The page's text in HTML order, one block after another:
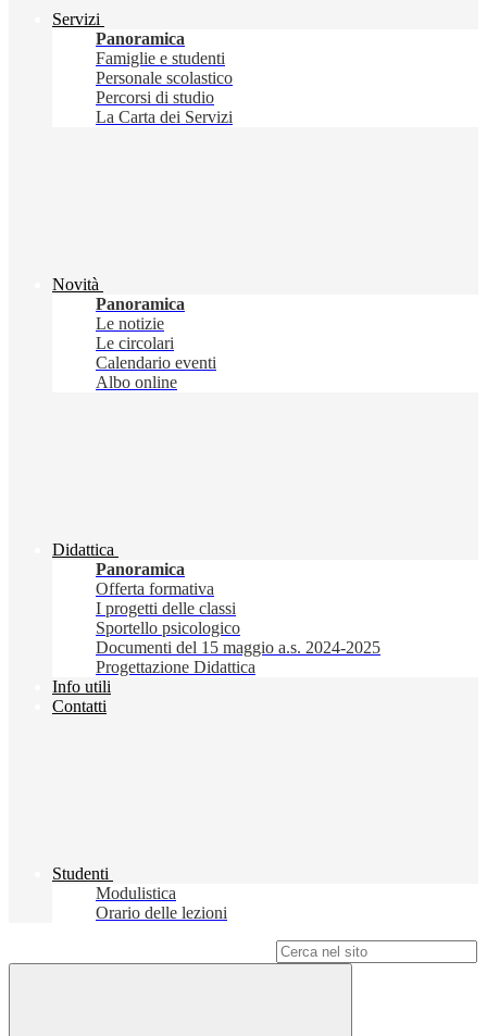
Servizi
Panoramica
Famiglie e studenti
Personale scolastico
Percorsi di studio
La Carta dei Servizi
Novità
Panoramica
Le notizie
Le circolari
Calendario eventi
Albo online
Didattica
Panoramica
Offerta formativa
I progetti delle classi
Sportello psicologico
Documenti del 15 maggio a.s. 2024-2025
Progettazione Didattica
Info utili
Contatti
Studenti
Modulistica
Orario delle lezioni